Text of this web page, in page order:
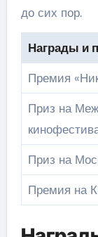
до сих пор.
Награды и
Премия
Приз на
Приз на
Премия на